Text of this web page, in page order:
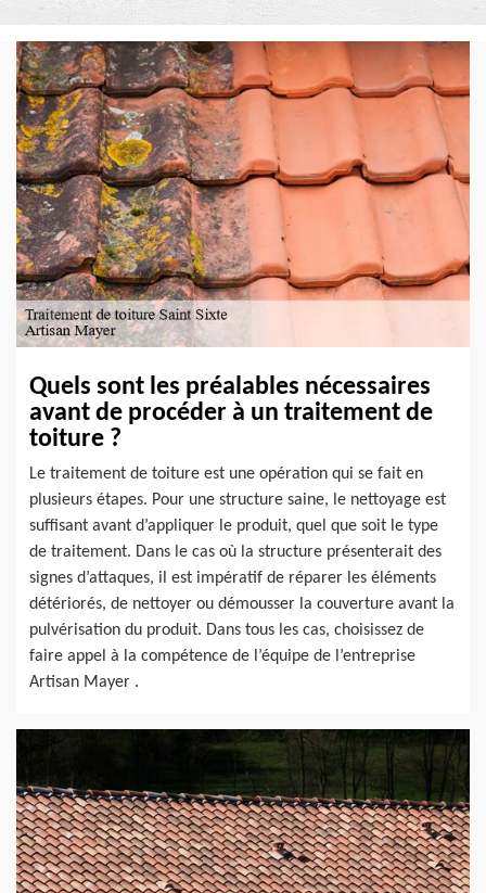
Quels sont les préalables nécessaires
avant de procéder à un traitement de
toiture ?
Le traitement de toiture est une opération qui se fait en
plusieurs étapes. Pour une structure saine, le nettoyage est
suffisant avant d’appliquer le produit, quel que soit le type
de traitement. Dans le cas où la structure présenterait des
signes d’attaques, il est impératif de réparer les éléments
détériorés, de nettoyer ou démousser la couverture avant la
pulvérisation du produit. Dans tous les cas, choisissez de
faire appel à la compétence de l’équipe de l’entreprise
Artisan Mayer .